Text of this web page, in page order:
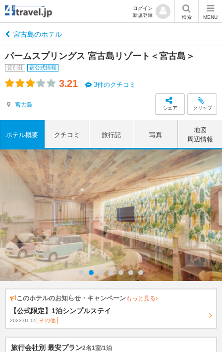
ログイン
新規登録
検索 MENU
宮古島のホテル
パームスプリングス 宮古島リゾート＜宮古島＞
貸別荘 宿公式情報
3.21 3件のクチコミ
宮古島 シェア クリップ
ホテル概要 クチコミ 旅行記 写真
地図
周辺情報
このホテルのお知らせ・キャンペーンもっと見る
【公式限定】1泊シンプルステイ
2023.01.05 その他
旅行会社別 最安プラン2名1室/1泊